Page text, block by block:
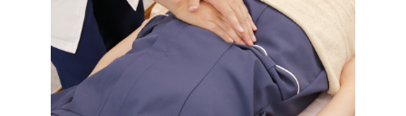
当院のアプリができました！
ご予約はこちらからも受け付けており
ます！